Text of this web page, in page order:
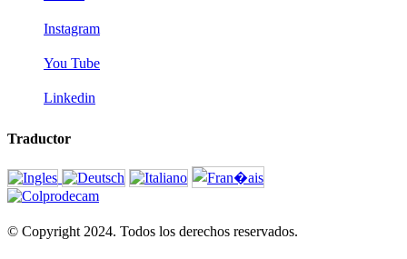
Instagram
You Tube
Linkedin
Traductor
© Copyright 2024. Todos los derechos reservados.